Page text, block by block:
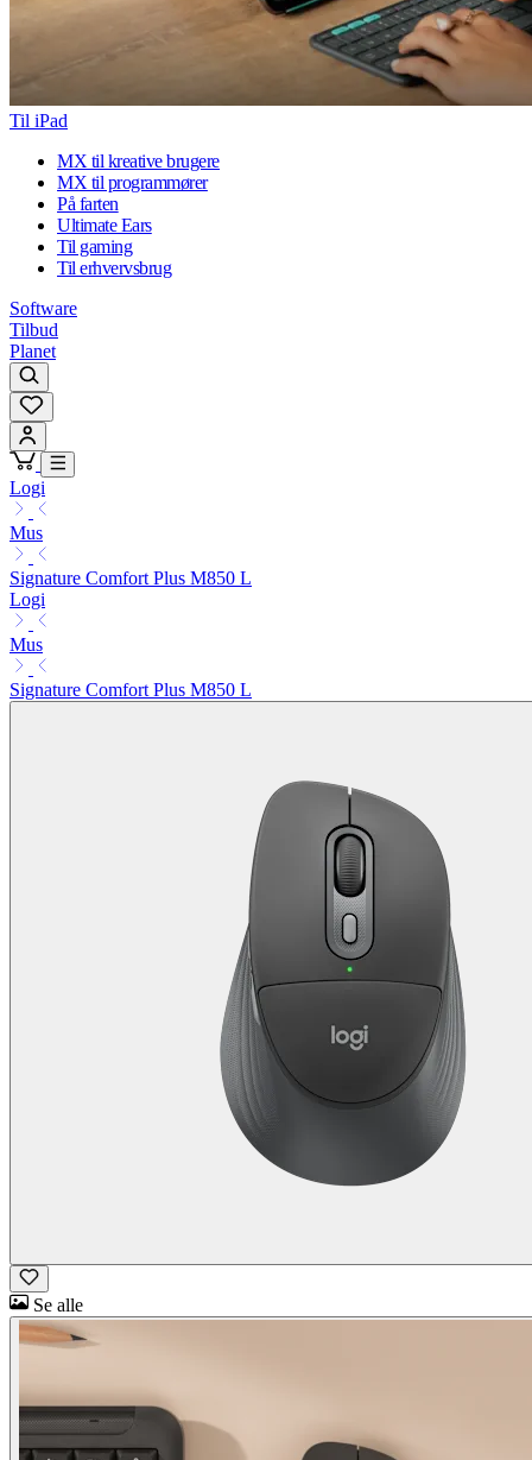
Til iPad
MX til kreative brugere
MX til programmører
På farten
Ultimate Ears
Til gaming
Til erhvervsbrug
Software
Tilbud
Planet
Logi
Mus
Signature Comfort Plus M850 L
Logi
Mus
Signature Comfort Plus M850 L
Se alle